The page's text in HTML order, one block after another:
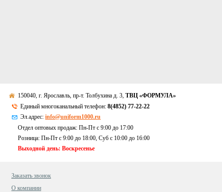
150040, г. Ярославль, пр-т. Толбухина д. 3,ТВЦ «ФОРМУЛА»
Единый многоканальный телефон:8(4852) 77-22-22
Эл.адрес:info@uniform1000.ru
Отдел оптовых продаж: Пн-Пт с 9:00 до 17:00
Розница: Пн-Пт с 9:00 до 18:00, Суб c 10:00 до 16:00
Выходной день: Воскресенье
Заказать звонок
О компании